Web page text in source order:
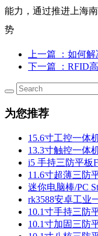
能力，通过推进上海
势
上一篇
：如何
下一篇
：RFID
为您推荐
15.6寸工控一体
13.3寸触控一体
i5 手持三防平板
11.6寸超薄三防
迷你电脑棒/PC
rk3588安卓工业
10.1寸手持三防
10.1寸加固三防